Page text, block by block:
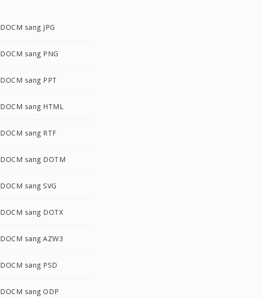
DOCM sang JPG
DOCM sang PNG
DOCM sang PPT
DOCM sang HTML
DOCM sang RTF
DOCM sang DOTM
DOCM sang SVG
DOCM sang DOTX
DOCM sang AZW3
DOCM sang PSD
DOCM sang ODP